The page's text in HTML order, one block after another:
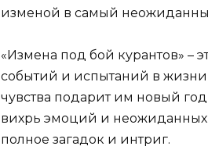
изменой в самый
«Измена под бой курантов» –
событий и испытаний в жизни
чувства подарит им новый
вихрь эмоций и неожиданных
полное загадок и интриг.